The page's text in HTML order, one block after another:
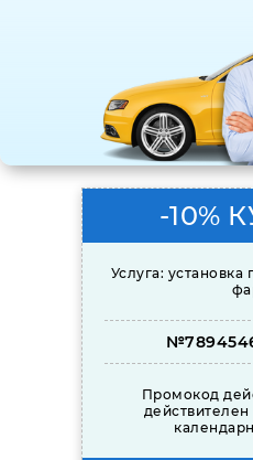
-10%
Услуга:
Промокод